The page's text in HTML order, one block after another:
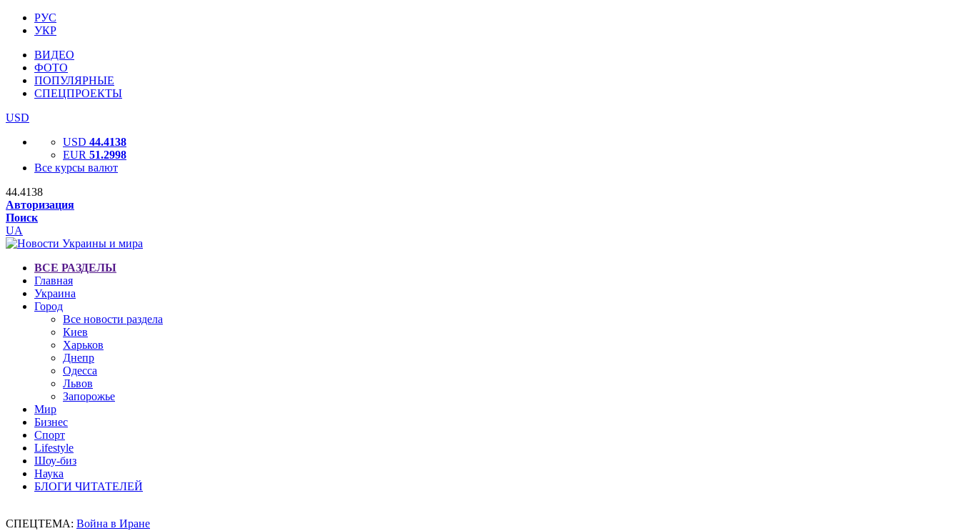
РУС
УКР
ВИДЕО
ФОТО
ПОПУЛЯРНЫЕ
СПЕЦПРОЕКТЫ
USD
USD 44.4138
EUR 51.2998
Все курсы валют
44.4138
Авторизация
Поиск
UA
ВСЕ РАЗДЕЛЫ
Главная
Украина
Город
Все новости раздела
Киев
Харьков
Днепр
Одесса
Львов
Запорожье
Мир
Бизнес
Спорт
Lifestyle
Шоу-биз
Наука
БЛОГИ ЧИТАТЕЛЕЙ
СПЕЦТЕМА: Война в Иране